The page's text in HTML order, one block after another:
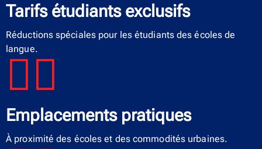
Tarifs étudiants exclusifs
Réductions spéciales pour les étudiants des écoles de
langue.
Emplacements pratiques
À proximité des écoles et des commodités urbaines.